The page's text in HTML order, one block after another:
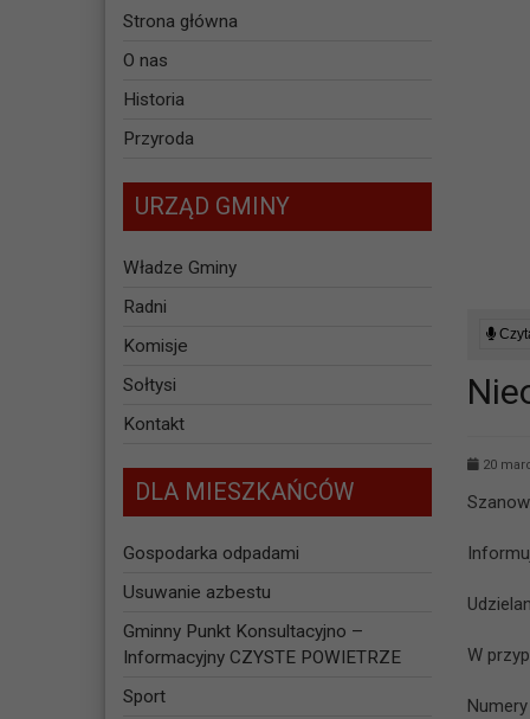
Strona główna
O nas
Historia
Przyroda
URZĄD GMINY
Władze Gminy
Radni
Komisje
Sołtysi
Kontakt
DLA MIESZKAŃCÓW
Gospodarka odpadami
Usuwanie azbestu
Gminny Punkt Konsultacyjno –
Informacyjny CZYSTE POWIETRZE
Sport
20
W